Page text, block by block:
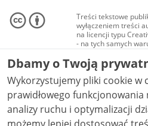
Treści tekstowe
wyłączeniem treści
na licencji typu
- na tych samych
Materiały
audio i wideo, są
Creative Commons:
niekomercyjne - bez
NC-ND 4.0), o ile nie
Dbamy o Twoją
Wykorzystujemy pliki cookie w
prawidłowego
analizy ruchu i optymalizacji działania